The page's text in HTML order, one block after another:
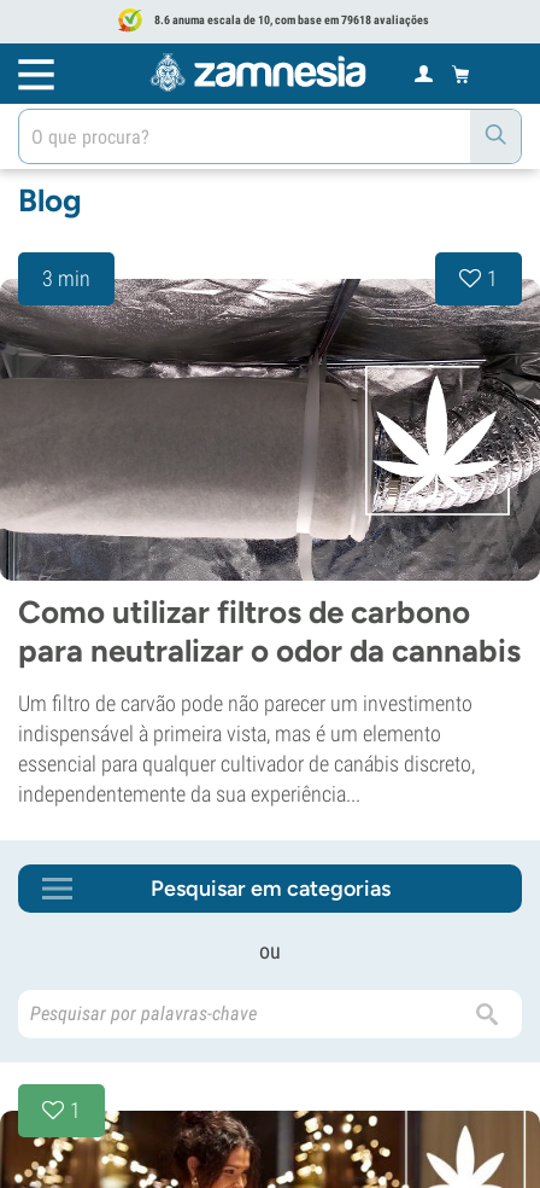
8.6 anuma escala de 10, com base em 79618 avaliações
Blog
3 min 1
Como utilizar filtros de carbono
para neutralizar o odor da cannabis
Um filtro de carvão pode não parecer um investimento
indispensável à primeira vista, mas é um elemento
essencial para qualquer cultivador de canábis discreto,
independentemente da sua experiência...
Pesquisar em categorias
ou
1